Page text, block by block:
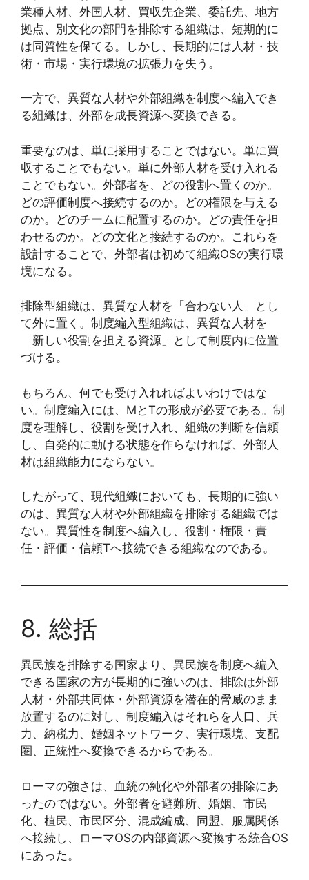
業種人材、外国人材、買収先企業、委託先、地方
拠点、別文化の部門を排除する組織は、短期的に
は同質性を保てる。しかし、長期的には人材・技
術・市場・実行環境の拡張力を失う。
一方で、異質な人材や外部組織を制度へ編入でき
る組織は、外部を成長資源へ変換できる。
重要なのは、単に採用することではない。単に買
収することでもない。単に外部人材を受け入れる
ことでもない。外部者を、どの役割へ置くのか。
どの評価制度へ接続するのか。どの権限を与える
のか。どのチームに配置するのか。どの責任を担
わせるのか。どの文化と接続するのか。これらを
設計することで、外部者は初めて組織OSの実行環
境になる。
排除型組織は、異質な人材を「合わない人」とし
て外に置く。制度編入型組織は、異質な人材を
「新しい役割を担える資源」として制度内に位置
づける。
もちろん、何でも受け入れればよいわけではな
い。制度編入には、MとTの形成が必要である。制
度を理解し、役割を受け入れ、組織の判断を信頼
し、自発的に動ける状態を作らなければ、外部人
材は組織能力にならない。
したがって、現代組織においても、長期的に強い
のは、異質な人材や外部組織を排除する組織では
ない。異質性を制度へ編入し、役割・権限・責
任・評価・信頼Tへ接続できる組織なのである。
8. 総括
異民族を排除する国家より、異民族を制度へ編入
できる国家の方が長期的に強いのは、排除は外部
人材・外部共同体・外部資源を潜在的脅威のまま
放置するのに対し、制度編入はそれらを人口、兵
力、納税力、婚姻ネットワーク、実行環境、支配
圏、正統性へ変換できるからである。
ローマの強さは、血統の純化や外部者の排除にあ
ったのではない。外部者を避難所、婚姻、市民
化、植民、市民区分、混成編成、同盟、服属関係
へ接続し、ローマOSの内部資源へ変換する統合OS
にあった。